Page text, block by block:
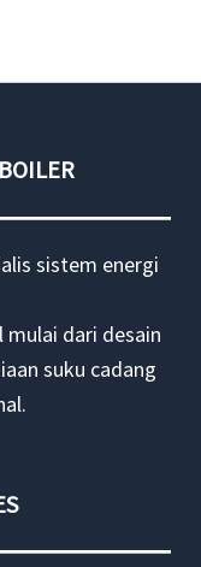
sistem energi
dari desain
suku cadang